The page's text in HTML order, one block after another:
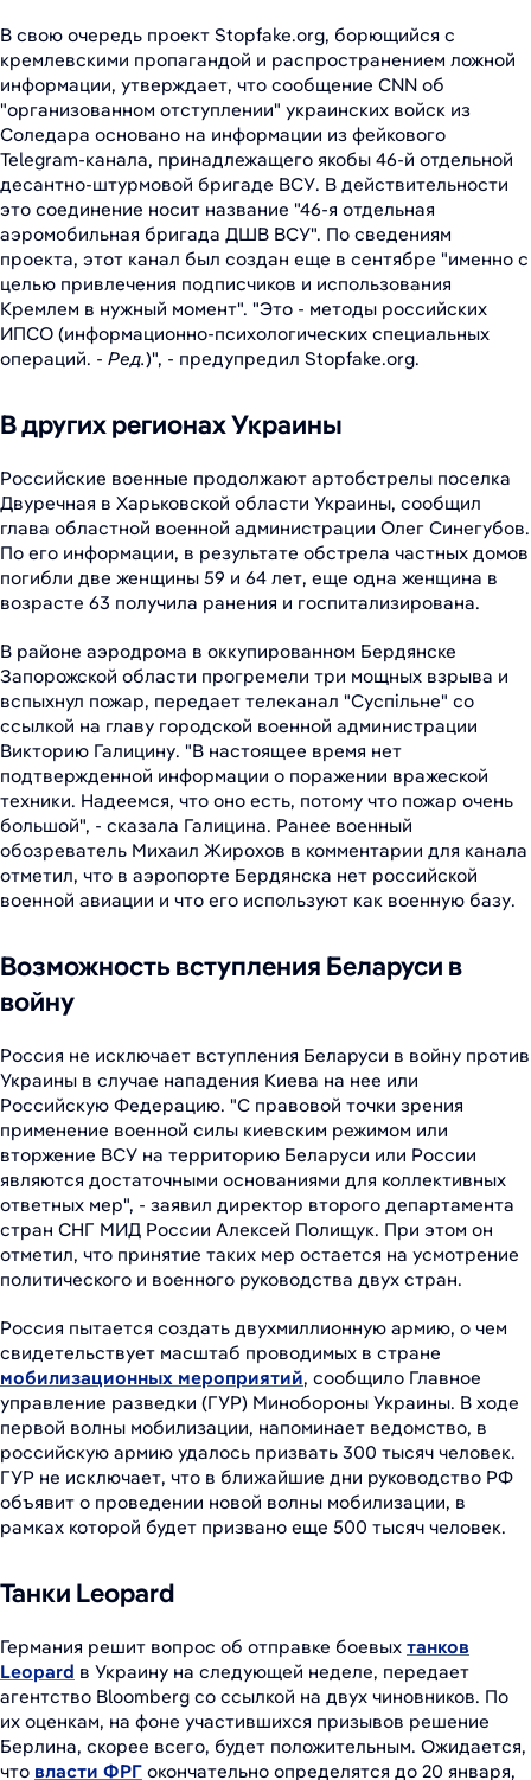
В свою очередь проект Stopfake.org, борющийся с
кремлевскими пропагандой и распространением ложной
информации, утверждает, что сообщение CNN об
"организованном отступлении" украинских войск из
Соледара основано на информации из фейкового
Telegram-канала, принадлежащего якобы 46-й отдельной
десантно-штурмовой бригаде ВСУ. В действительности
это соединение носит название "46-я отдельная
аэромобильная бригада ДШВ ВСУ". По сведениям
проекта, этот канал был создан еще в сентябре "именно с
целью привлечения подписчиков и использования
Кремлем в нужный момент". "Это - методы российских
ИПСО (информационно-психологических специальных
операций. - Ред.)", - предупредил Stopfake.org.
В других регионах Украины
Российские военные продолжают артобстрелы поселка
Двуречная в Харьковской области Украины, сообщил
глава областной военной администрации Олег Синегубов.
По его информации, в результате обстрела частных домов
погибли две женщины 59 и 64 лет, еще одна женщина в
возрасте 63 получила ранения и госпитализирована.
В районе аэродрома в оккупированном Бердянске
Запорожской области прогремели три мощных взрыва и
вспыхнул пожар, передает телеканал "Суспільне" со
ссылкой на главу городской военной администрации
Викторию Галицину. "В настоящее время нет
подтвержденной информации о поражении вражеской
техники. Надеемся, что оно есть, потому что пожар очень
большой", - сказала Галицина. Ранее военный
обозреватель Михаил Жирохов в комментарии для канала
отметил, что в аэропорте Бердянска нет российской
военной авиации и что его используют как военную базу.
Возможность вступления Беларуси в
войну
Россия не исключает вступления Беларуси в войну против
Украины в случае нападения Киева на нее или
Российскую Федерацию. "С правовой точки зрения
применение военной силы киевским режимом или
вторжение ВСУ на территорию Беларуси или России
являются достаточными основаниями для коллективных
ответных мер", - заявил директор второго департамента
стран СНГ МИД России Алексей Полищук. При этом он
отметил, что принятие таких мер остается на усмотрение
политического и военного руководства двух стран.
Россия пытается создать двухмиллионную армию, о чем
свидетельствует масштаб проводимых в стране
мобилизационных мероприятий, сообщило Главное
управление разведки (ГУР) Минобороны Украины. В ходе
первой волны мобилизации, напоминает ведомство, в
российскую армию удалось призвать 300 тысяч человек.
ГУР не исключает, что в ближайшие дни руководство РФ
объявит о проведении новой волны мобилизации, в
рамках которой будет призвано еще 500 тысяч человек.
Танки Leopard
Германия решит вопрос об отправке боевых танков
Leopard в Украину на следующей неделе, передает
агентство Bloomberg со ссылкой на двух чиновников. По
их оценкам, на фоне участившихся призывов решение
Берлина, скорее всего, будет положительным. Ожидается,
что власти ФРГ окончательно определятся до 20 января,